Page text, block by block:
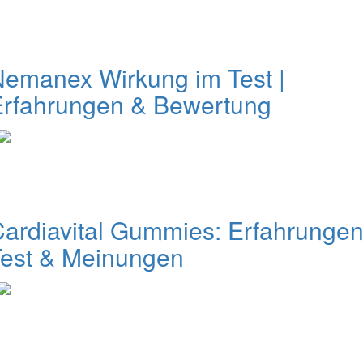
Wirkung im Test |
& Bewertung
Gummies:
& Meinungen